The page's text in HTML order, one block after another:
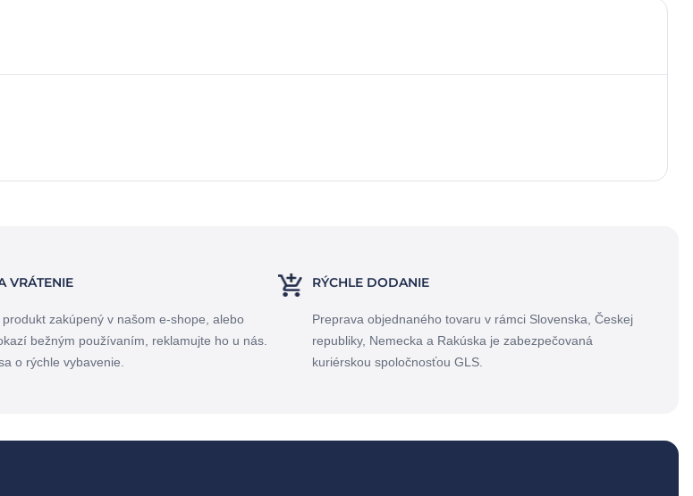
VRÁTENIE
zakúpený v našom e-shope, alebo
bežným používaním, reklamujte ho u nás.
o rýchle vybavenie.
RÝCHLE DODANIE
Preprava objednaného tovaru v rámci Slovenska, Českej
republiky, Nemecka a Rakúska je zabezpečovaná
kuriérskou spoločnosťou GLS.